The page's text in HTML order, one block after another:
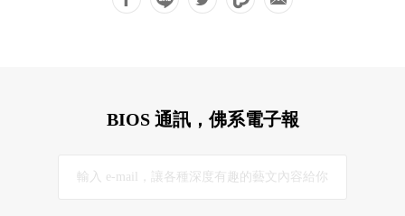
BIOS 通訊，佛系電子報